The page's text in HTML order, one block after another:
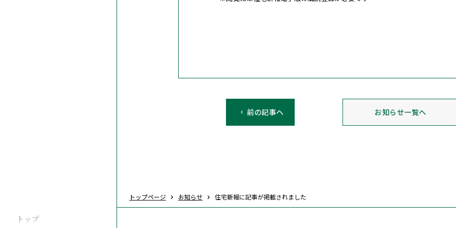
トップ
前の記事へ お知らせ一覧へ
トップページ お知らせ 住宅新報に記事が掲載されました